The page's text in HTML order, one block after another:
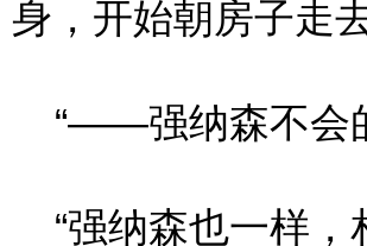
身，开始朝房子走去
“——强纳森不会
“强纳森也一样，